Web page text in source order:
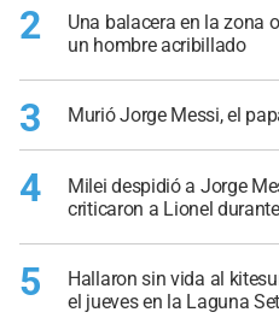
2
Una balacera en la zona
un hombre acribillado
3 Murió Jorge Messi, el
4
Milei despidió a Jorge
criticaron a Lionel
5
Hallaron sin vida al
el jueves en la Laguna